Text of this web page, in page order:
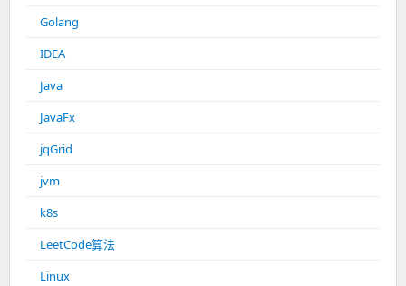
Golang
IDEA
Java
JavaFx
jqGrid
jvm
k8s
LeetCode算法
Linux